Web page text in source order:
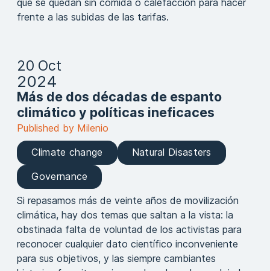
frente a las subidas de las tarifas.
20 Oct
2024
Más de dos décadas de espanto
climático y políticas ineficaces
Published by Milenio
Climate change
Natural Disasters
Governance
Si repasamos más de veinte años de movilización
climática, hay dos temas que saltan a la vista: la
obstinada falta de voluntad de los activistas para
reconocer cualquier dato científico inconveniente
para sus objetivos, y las siempre cambiantes